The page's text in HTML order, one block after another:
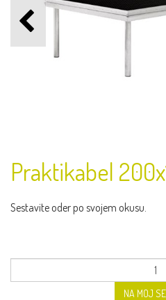
Praktikabel
Sestavite oder po svojem okusu.
NA MOJ